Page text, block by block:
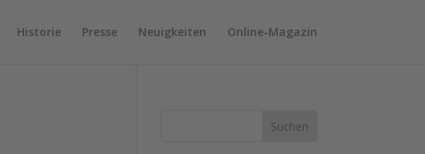
Historie Presse Neuigkeiten Online-Magazin
Suchen